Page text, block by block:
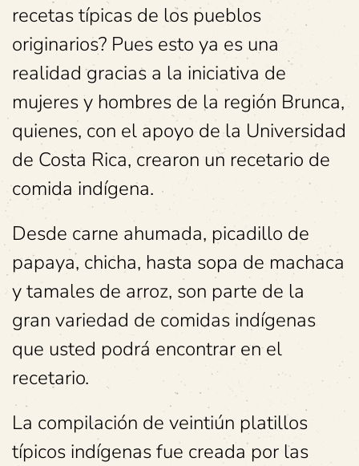
recetas típicas de los pueblos
originarios? Pues esto ya es una
realidad gracias a la iniciativa de
mujeres y hombres de la región Brunca,
quienes, con el apoyo de la Universidad
de Costa Rica, crearon un recetario de
comida indígena.
Desde carne ahumada, picadillo de
papaya, chicha, hasta sopa de machaca
y tamales de arroz, son parte de la
gran variedad de comidas indígenas
que usted podrá encontrar en el
recetario.
La compilación de veintiún platillos
típicos indígenas fue creada por las